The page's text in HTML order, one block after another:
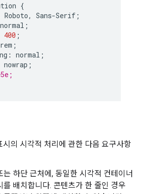
{
Roboto, Sans-Serif ;
normal ;
400 ;
rem ;
: normal ;
nowrap ;
의 시각적 처리에 관한 다음 요구사항
는 하단 근처에, 동일한 시각적 컨테이너
를 배치합니다. 콘텐츠가 한 줄인 경우